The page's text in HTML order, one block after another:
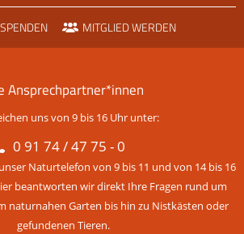
MITGLIED WERDEN
Ansprechpartner*innen
uns von 9 bis 16 Uhr unter:
0 91 74 / 47 75 - 0
Naturtelefon von 9 bis 11 und von 14 bis 16
beantworten wir direkt Ihre Fragen rund um
naturnahen Garten bis hin zu Nistkästen oder
gefundenen Tieren.